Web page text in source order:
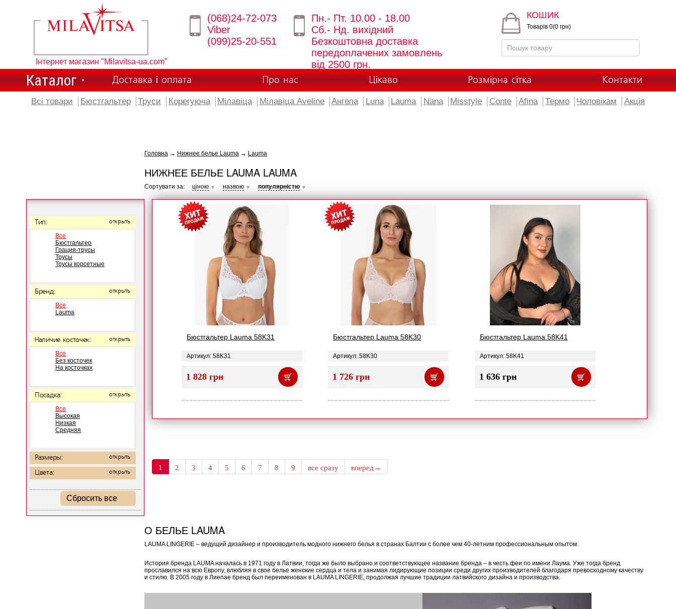
Інтернет магазин "Milavitsa-ua.com"
(068)24-72-073
Viber
(099)25-20-551
Пн.- Пт. 10.00 - 18.00
Сб.- Нд. вихідний
Безкоштовна доставка
передоплачених замовлень
від 2500 грн.
КОШИК
Товарів 0(0 грн)
Каталог Доставка і оплата Про нас Цікаво Розмірна сітка Контакти
Всі товари Бюстгальтер Труси Корегуюча Мілавіца Мілавіца Aveline Ангела Luna Lauma Nana Misstyle Conte Afina Термо Чоловікам Акція
Тип: открыть
Все
Бюстгальтер
Грация-трусы
Трусы
Трусы корсетные
Бренд: открыть
Все
Lauma
Наличие косточек: открыть
Все
Без косточек
На косточках
Посадка: открыть
Все
Высокая
Низкая
Средняя
Размеры: открыть
Цвета: открыть
Сбросить все
Головна → Нижнее белье Lauma → Lauma
НИЖНЕЕ БЕЛЬЕ LAUMA LAUMA
Сортувати за: ціною ▼ назвою ▼ популярністю ▼
Бюстгальтер Lauma 58K31
Артикул: 58K31
1 828 грн
Бюстгальтер Lauma 58K30
Артикул: 58K30
1 726 грн
Бюстгальтер Lauma 58K41
Артикул: 58K41
1 636 грн
1 2 3 4 5 6 7 8 9 все сразу вперед→
О БЕЛЬЕ LAUMA
LAUMA LINGERIE – ведущий дизайнер и производитель модного нижнего белья в странах Балтии с более чем 40-летним профессиональным опытом.
История бренда LAUMA началась в 1971 году в Латвии, тогда же было выбрано и соответствующее название бренда – в честь феи по имени Лаума. Уже тогда бренд
прославился на всю Европу, влюбляя в свое белье женские сердца и тела и занимая лидирующие позиции среди других производителей благодаря превосходному качеству
и стилю. В 2005 году в Лиепае бренд был переименован в LAUMA LINGERIE, продолжая лучшие традиции латвийского дизайна и производства.